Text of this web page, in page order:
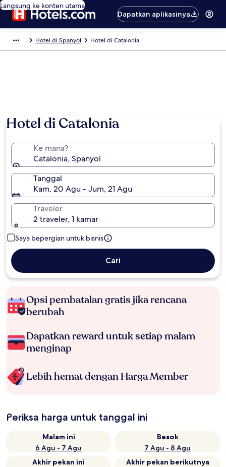
Langsung ke konten utama
Dapatkan aplikasinya
Hotel di Spanyol Hotel di Catalonia
Hotel di Catalonia
Ke mana?
Catalonia, Spanyol
Tanggal
Kam, 20 Agu - Jum, 21 Agu
Traveler
2 traveler, 1 kamar
Saya bepergian untuk bisnis
Cari
Opsi pembatalan gratis jika rencana
berubah
Dapatkan reward untuk setiap malam
menginap
Lebih hemat dengan Harga Member
Periksa harga untuk tanggal ini
Malam ini
6 Agu - 7 Agu
Besok
7 Agu - 8 Agu
Akhir pekan ini
Akhir pekan berikutnya